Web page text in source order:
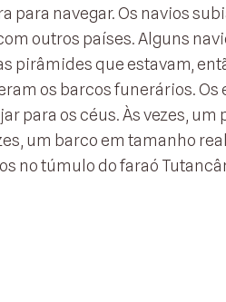
para navegar. Os navios
outros países. Alguns
pirâmides que estavam,
os barcos funerários.
para os céus. Às vezes,
um barco em tamanho
no túmulo do faraó